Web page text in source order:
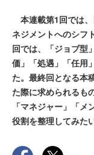
本連載第1回では
ネジメントへのシフ
回では、「ジョブ型
価」「処遇」「任用
た。最終回となる本
た際に求められるも
「マネジャー」「
役割を整理してみたい